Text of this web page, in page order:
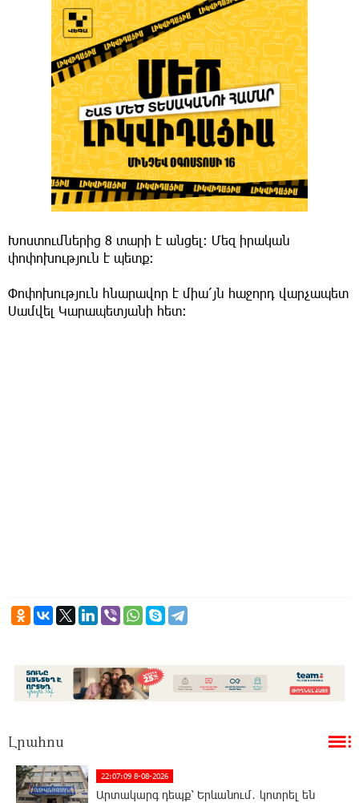
Խոստումներից 8 տարի է անցել։ Մեզ իրական
փոփոխություն է պետք։
Փոփոխություն հնարավոր է միա՛յն հաջորդ վարչապետ
Սամվել Կարապետյանի հետ։
Լրահոս
22:07:09 8-08-2026
Արտակարգ դեպք՝ Երևանում․ կոտրել են